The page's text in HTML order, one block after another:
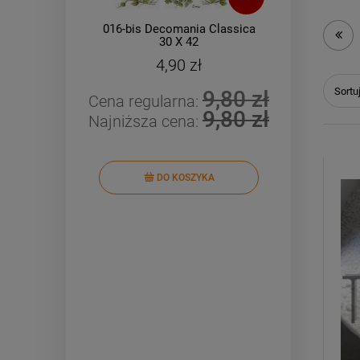
016-bis Decomania Classica
30 X 42
4,90 zł
Cena regularna: 9,80 zł
Najniższa cena: 9,80 zł
DO KOSZYKA
061-